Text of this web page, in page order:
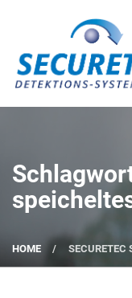
HOME SECURETEC